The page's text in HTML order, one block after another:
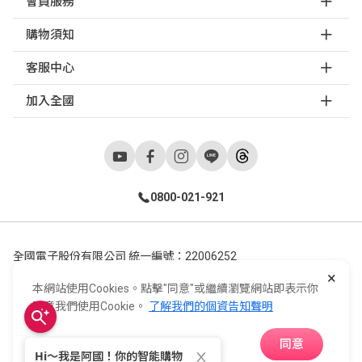
購物須知
客服中心
加入全國
0800-021-921
全國電子股份有限公司 統一編號：22006252
Copyright ©2026© E-Life Co., Ltd. All Rights Reserved.
×
本網站使用Cookies。點擊"同意"或繼續瀏覽網站即表示你
同意我們使用Cookie。 了解我們的個資告知聲明
同意